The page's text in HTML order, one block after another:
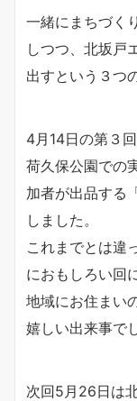
一緒にまちづく
しつつ、北坂戸
出すという３つ
4月14日の第３
荷久保公園での
加者が出品する
しました。
これまでとは違
におもしろい回
地域にお住まい
嬉しい出来事で
次回5月26日は